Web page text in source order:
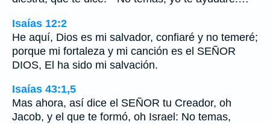
Isaías 12:2
He aquí, Dios es mi salvador, confiaré y no temeré;
porque mi fortaleza y mi canción es el SEÑOR
DIOS, El ha sido mi salvación.
Isaías 43:1,5
Mas ahora, así dice el SEÑOR tu Creador, oh
Jacob, y el que te formó, oh Israel: No temas,